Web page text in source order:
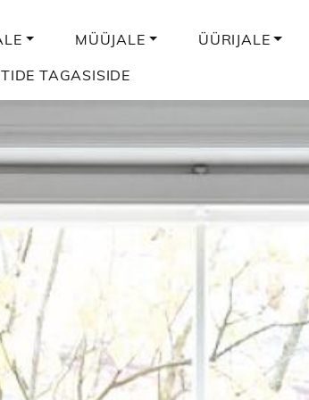
MÜÜJALE ÜÜRIJALE
TAGASISIDE